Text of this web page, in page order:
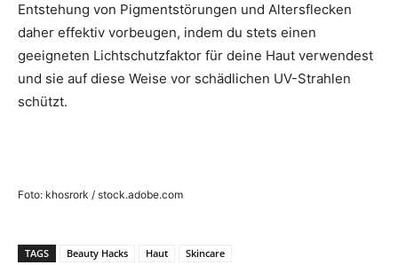
Entstehung von Pigmentstörungen und Altersflecken
daher effektiv vorbeugen, indem du stets einen
geeigneten Lichtschutzfaktor für deine Haut verwendest
und sie auf diese Weise vor schädlichen UV-Strahlen
schützt.
Foto: khosrork / stock.adobe.com
TAGS Beauty Hacks Haut Skincare